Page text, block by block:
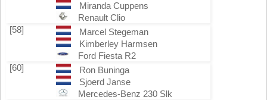
Miranda Cuppens
Renault Clio
[58]
Marcel Stegeman
Kimberley Harmsen
Ford Fiesta R2
[60]
Ron Buninga
Sjoerd Janse
Mercedes-Benz 230 Slk